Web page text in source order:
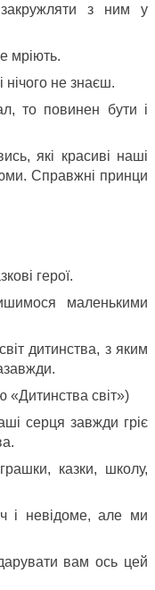
з ним у
мріють.
не знаєш.
то повинен бути і
які красиві наші
Справжні принци
герої.
маленькими
дитинства, з яким
«Дитинства світ»)
серця завжди гріє
казки, школу,
і невідоме, але ми
вам ось цей